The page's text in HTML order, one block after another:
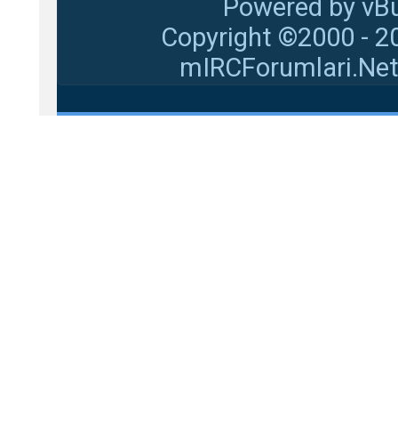
Powered by
Copyright ©2000 -